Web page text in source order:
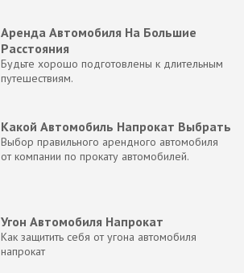
Аренда Автомобиля На Большие
Расстояния
Будьте хорошо подготовлены к длительным
путешествиям.
Какой Автомобиль Напрокат Выбрать
Выбор правильного арендного автомобиля
от компании по прокату автомобилей.
Угон Автомобиля Напрокат
Как защитить себя от угона автомобиля
напрокат